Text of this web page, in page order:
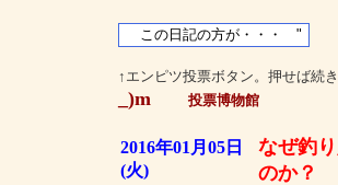
↑エンピツ投票ボタン。押せば続
_)m 投票博物館
2016年01月05日
(火)
なぜ釣
のか？